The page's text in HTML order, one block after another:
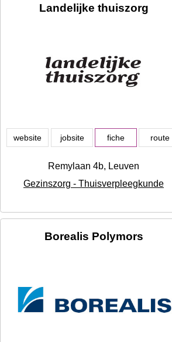
Landelijke thuiszorg
website jobsite fiche route
Remylaan 4b, Leuven
Gezinszorg - Thuisverpleegkunde
Borealis Polymors